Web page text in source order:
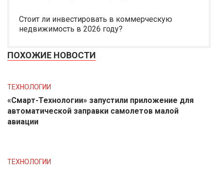
Стоит ли инвестировать в коммерческую
недвижимость в 2026 году?
ПОХОЖИЕ НОВОСТИ
ТЕХНОЛОГИИ
«Смарт-Технологии» запустили приложение для
автоматической заправки самолетов малой
авиации
ТЕХНОЛОГИИ